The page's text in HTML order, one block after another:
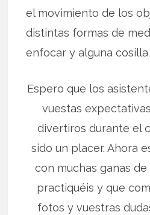
el movimiento de los
distintas formas de
enfocar y alguna cosilla
Espero que los
vuestas
divertiros durante el
sido un placer. Ahora
con muchas ganas
practiquéis y que
fotos y vuestras